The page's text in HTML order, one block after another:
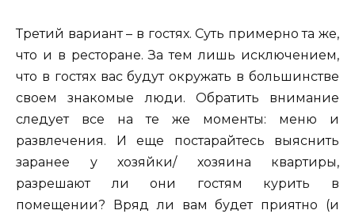
Третий вариант – в гостях. Суть примерно та же,
что и в ресторане. За тем лишь исключением,
что в гостях вас будут окружать в большинстве
своем знакомые люди. Обратить внимание
следует все на те же моменты: меню и
развлечения. И еще постарайтесь выяснить
заранее у хозяйки/ хозяина квартиры,
разрешают ли они гостям курить в
помещении? Вряд ли вам будет приятно (и